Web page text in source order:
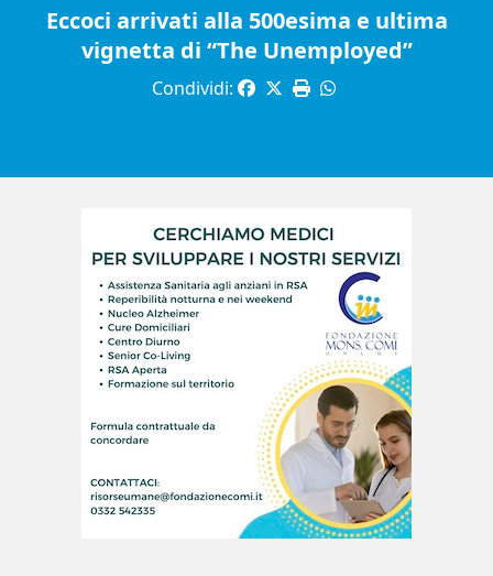
Eccoci arrivati alla 500esima e ultima
vignetta di “The Unemployed”
Condividi: